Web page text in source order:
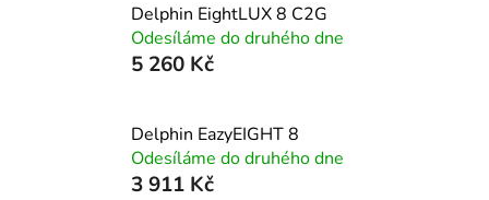
Delphin EightLUX 8 C2G
Odesíláme do druhého dne
5 260 Kč
Delphin EazyEIGHT 8
Odesíláme do druhého dne
3 911 Kč